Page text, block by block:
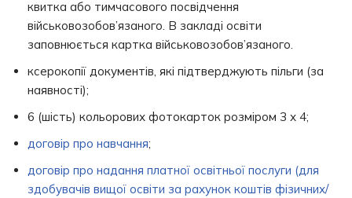
квитка або тимчасового посвідчення
військовозобов’язаного. В закладі освіти
заповнюється картка військовозобов’язаного.
ксерокопії документів, які підтверджують пільги (за
наявності);
6 (шість) кольорових фотокарток розміром 3 х 4;
договір про навчання;
договір про надання платної освітньої послуги (для
здобувачів вищої освіти за рахунок коштів фізичних/